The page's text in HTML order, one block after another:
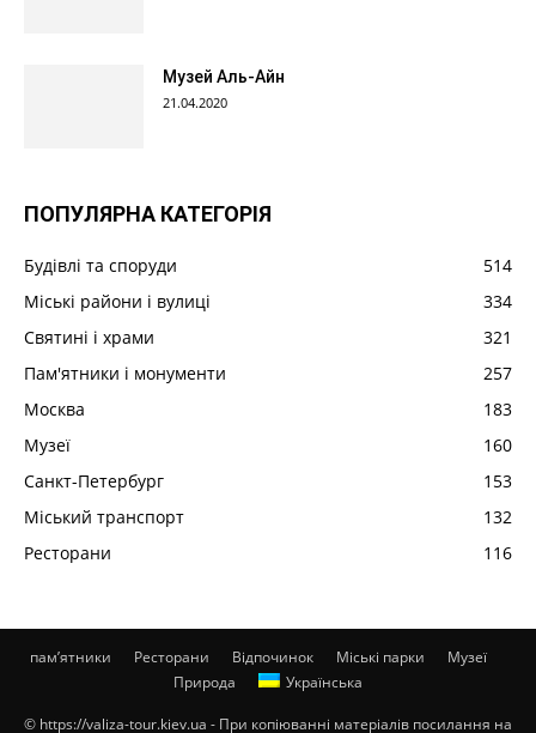
Музей Аль-Айн
21.04.2020
ПОПУЛЯРНА КАТЕГОРІЯ
Будівлі та споруди
514
Міські райони і вулиці
334
Святині і храми
321
Пам'ятники і монументи
257
Москва
183
Музеї
160
Санкт-Петербург
153
Міський транспорт
132
Ресторани
116
пам’ятники Ресторани Відпочинок Міські парки
Музеї
Природа
Українська
© https://valiza-tour.kiev.ua - При копіюванні матеріалів посилання на